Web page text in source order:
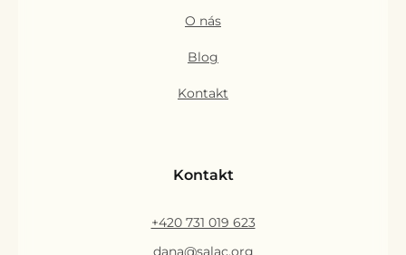
O nás
Blog
Kontakt
Kontakt
+420 731 019 623
dana@salac.org